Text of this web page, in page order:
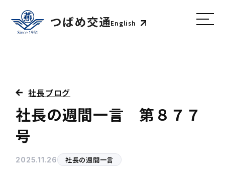
English
社長ブログ
社長の週間一言 第８７７
号
2025.11.26 社長の週間一言